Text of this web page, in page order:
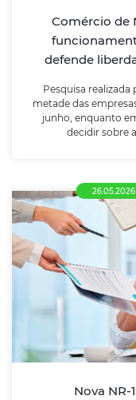
Comércio de
defende
Pesquisa realizada
metade das
junho, enquanto
decidir sobre
autonomia
26.05.2026
Nova
Nova
Atualização da
assédio, no